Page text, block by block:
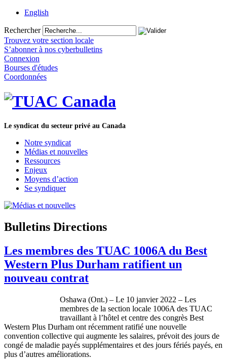
English
Rechercher
Trouvez votre section locale
S’abonner à nos cyberbulletins
Connexion
Bourses d'études
Coordonnées
Le syndicat du secteur privé au Canada
Notre syndicat
Médias et nouvelles
Ressources
Enjeux
Moyens d’action
Se syndiquer
Bulletins Directions
Les membres des TUAC 1006A du Best
Western Plus Durham ratifient un
nouveau contrat
Oshawa (Ont.) – Le 10 janvier 2022 – Les
membres de la section locale 1006A des TUAC
travaillant à l’hôtel et centre des congrès Best
Western Plus Durham ont récemment ratifié une nouvelle
convention collective qui augmente les salaires, prévoit des jours de
congé de maladie payés supplémentaires et des jours fériés payés, en
plus d’autres améliorations.